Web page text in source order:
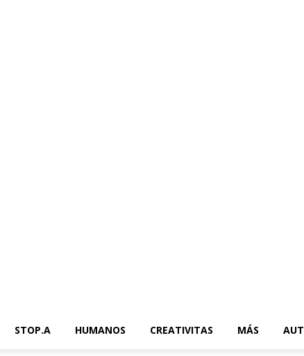
STOP.A HUMANOS CREATIVITAS MÁS